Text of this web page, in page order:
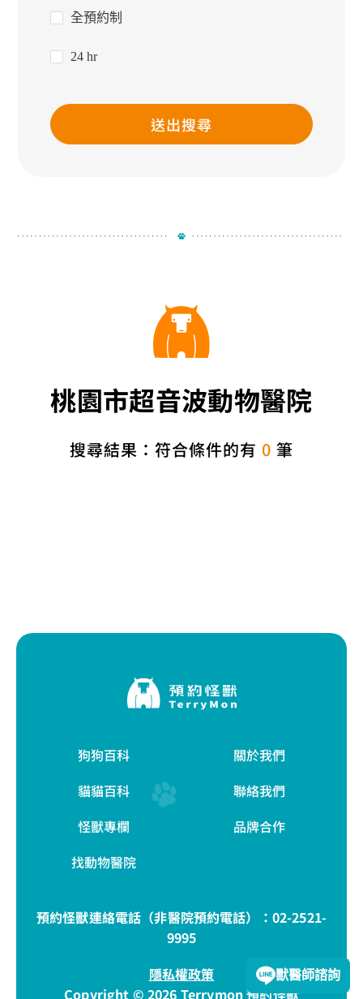
全預約制
24 hr
送出搜尋
桃園市超音波動物醫院
搜尋結果：符合條件的有 0 筆
狗狗百科
貓貓百科
怪獸專欄
找動物醫院
關於我們
聯絡我們
品牌合作
預約怪獸連絡電話（非醫院預約電話）： 02-2521-
9995
隱私權政策
Copyright © 2026 Terrymon 預約怪獸
獸醫師諮詢